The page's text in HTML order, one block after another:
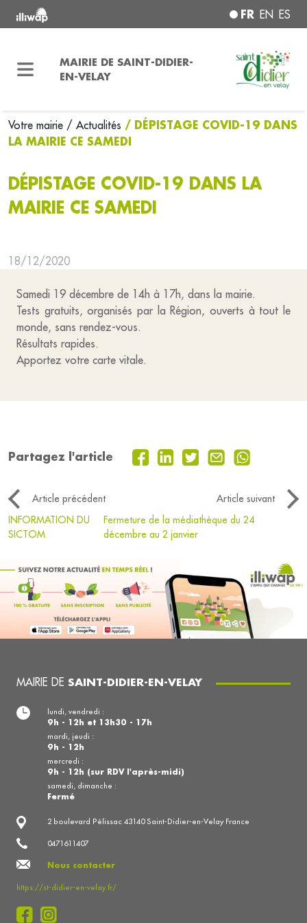
FR EN ES
MAIRIE DE SAINT-DIDIER-
EN-VELAY
Votre mairie / Actualités / DÉPISTAGE COVID-19 DANS
LA MAIRIE CE SAMEDI
DÉPISTAGE COVID-19 DANS LA
MAIRIE CE SAMEDI
18/12/2020
Samedi 19 décembre de 14h à 17h, dans la mairie.
Tests gratuits, organisés par la Région, ouverts à tout le
monde, sans rendez-vous.
Résultats rapides.
Apportez votre carte vitale.
Partagez l'article
Article précédent
Article suivant
INFORMATION DU
SICTOM
Fermeture de la médiathèque du 24
décembre au 2 janvier
MAIRIE DE SAINT-DIDIER-EN-VELAY
2 boulevard Pélissac 43140 Saint-Didier-en-Velay France
0471611407
Nous contacter
https://st-didier-en-velay.fr/
lundi, vendredi :
9h - 12h et 13h30 - 17h
mardi, jeudi :
9h - 12h
mercredi :
9h - 12h (sur RDV l'après-midi)
samedi, dimanche :
Fermé